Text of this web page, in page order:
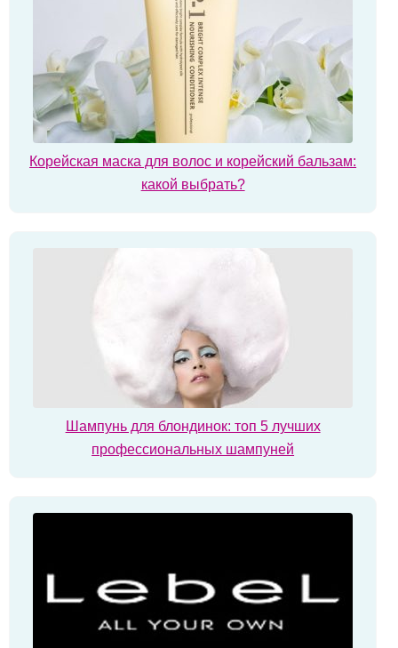
Корейская маска для волос и корейский бальзам:
какой выбрать?
Шампунь для блондинок: топ 5 лучших
профессиональных шампуней